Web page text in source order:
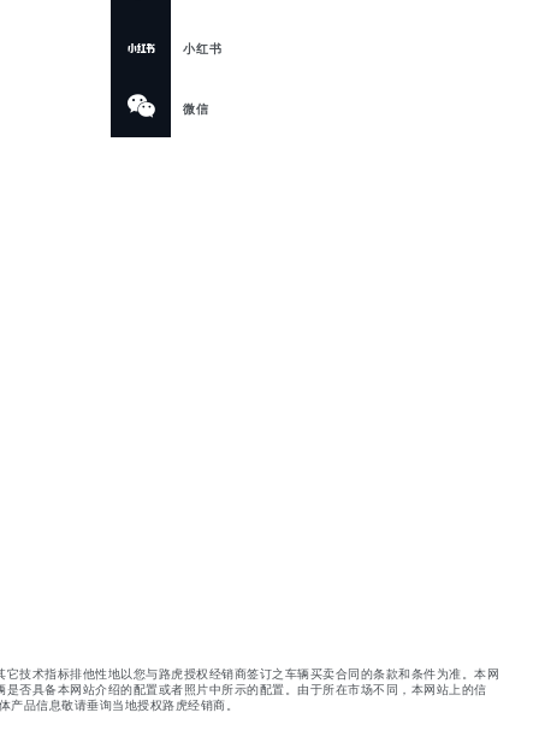
小红书
微信
技术指标排他性地以您与路虎授权经销商签订之车辆买卖合同的条款和条件为准。本网
否具备本网站介绍的配置或者照片中所示的配置。由于所在市场不同，本网站上的信
品信息敬请垂询当地授权路虎经销商。